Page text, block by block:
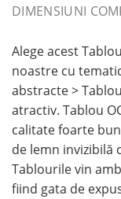
DIMENSIUNI
Alege acest
noastre cu
abstracte >
atractiv. Tablou
calitate foarte
de lemn invizibilă
Tablourile vin
fiind gata de